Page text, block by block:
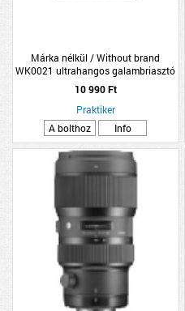
Márka nélkül / Without brand
WK0021 ultrahangos galambriasztó
10 990 Ft
Praktiker
A bolthoz
Info